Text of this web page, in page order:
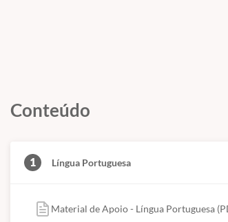
Conteúdo
1 Língua Portuguesa
Material de Apoio - Língua Portuguesa